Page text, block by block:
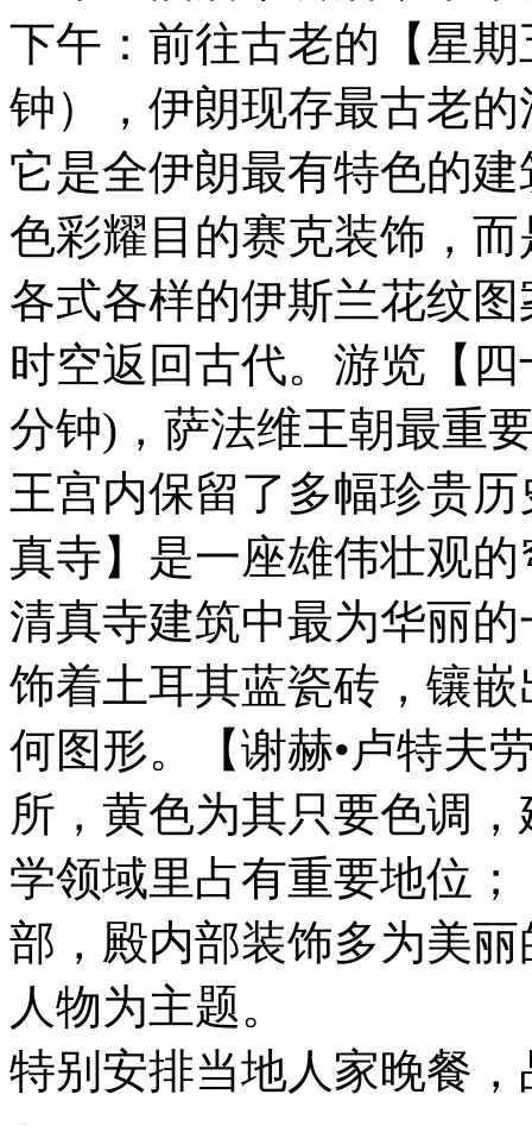
下午：前往古老的【星
钟），伊朗现存最古⽼
它是全伊朗最有特⾊的
⾊彩耀⽬的赛克装饰，
各式各样的伊斯兰花纹
时空返回古代。游览【
分钟)，萨法维王朝最重
王宫内保留了多幅珍贵
真寺】是一座雄伟壮观
清真寺建筑中最为华丽
饰着土耳其蓝瓷砖，镶
何图形。【谢赫•卢特夫
所，⻩⾊为其只要⾊调
学领域⾥占有重要地位
部，殿内部装饰多为美
⼈物为主题。
特别安排当地人家晚餐